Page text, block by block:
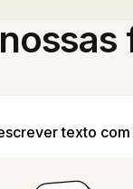
texto com